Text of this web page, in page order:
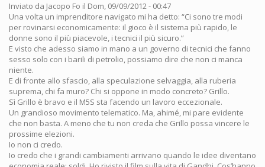
Inviato da Jacopo Fo il Dom, 09/09/2012 - 00:47
Una volta un imprenditore navigato mi ha detto: “Ci sono tre modi
per rovinarsi economicamente: il gioco è il sistema più rapido, le
donne sono il più piacevole, i tecnici il più sicuro.”
E visto che adesso siamo in mano a un governo di tecnici che fanno
sesso solo con i barili di petrolio, possiamo dire che non ci manca
niente.
E di fronte allo sfascio, alla speculazione selvaggia, alla ruberia
suprema, chi fa muro? Chi si oppone in modo concreto? Grillo.
Sì Grillo è bravo e il M5S sta facendo un lavoro eccezionale.
Un grandioso movimento telematico. Ma, ahimé, mi pare evidente
che non basta. A meno che tu non creda che Grillo possa vincere le
prossime elezioni.
Io non ci credo.
Io credo che i grandi cambiamenti arrivano quando le idee diventano